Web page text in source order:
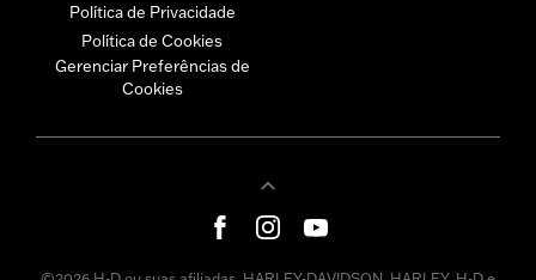
Política de Privacidade
Política de Cookies
Gerenciar Preferências de
Cookies